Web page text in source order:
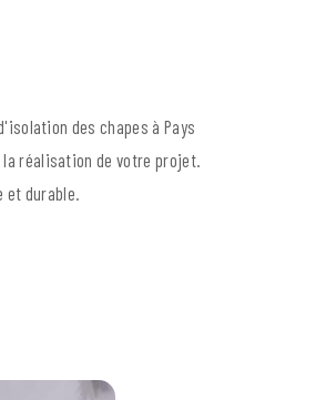
des chapes à Pays
la réalisation de votre projet.
et durable.